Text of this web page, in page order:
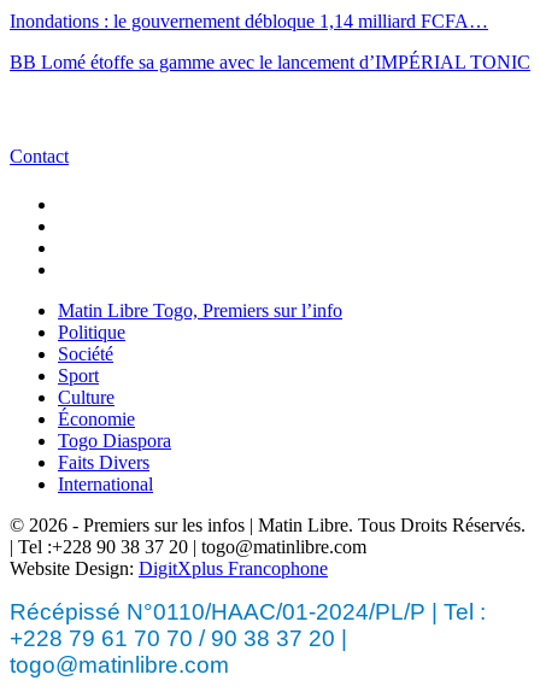
Inondations : le gouvernement débloque 1,14 milliard FCFA…
BB Lomé étoffe sa gamme avec le lancement d’IMPÉRIAL TONIC
Contact
Matin Libre Togo, Premiers sur l’info
Politique
Société
Sport
Culture
Économie
Togo Diaspora
Faits Divers
International
© 2026 - Premiers sur les infos | Matin Libre. Tous Droits Réservés.
| Tel :+228 90 38 37 20 | togo@matinlibre.com
Website Design: DigitXplus Francophone
Récépissé N°0110/HAAC/01-2024/PL/P | Tel :
+228 79 61 70 70 / 90 38 37 20 |
togo@matinlibre.com